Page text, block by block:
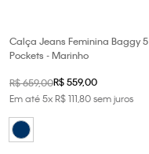
Calça Jeans Feminina Baggy 5
Pockets - Marinho
R$659,00R$559,00
Em até5xR$111,80sem juros